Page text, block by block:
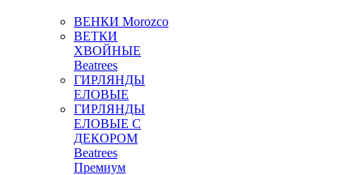
ВЕНКИ Morozco
ВЕТКИ
ХВОЙНЫЕ
Beatrees
ГИРЛЯНДЫ
ЕЛОВЫЕ
ГИРЛЯНДЫ
ЕЛОВЫЕ С
ДЕКОРОМ
Beatrees
Премиум